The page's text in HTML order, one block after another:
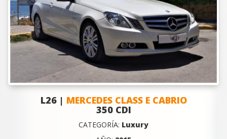
L26 | MERCEDES CLASS E CABRIO
350 CDI
CATEGORÍA: Luxury